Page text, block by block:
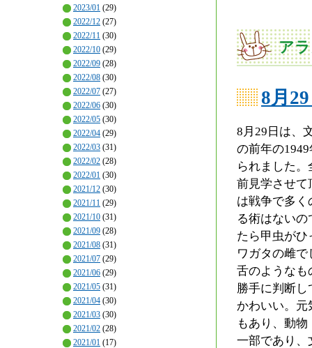
2023/01 (29)
2022/12 (27)
2022/11 (30)
2022/10 (29)
2022/09 (28)
2022/08 (30)
2022/07 (27)
2022/06 (30)
2022/05 (30)
2022/04 (29)
2022/03 (31)
2022/02 (28)
2022/01 (30)
2021/12 (30)
2021/11 (29)
2021/10 (31)
2021/09 (28)
2021/08 (31)
2021/07 (29)
2021/06 (29)
2021/05 (31)
2021/04 (30)
2021/03 (30)
2021/02 (28)
2021/01 (17)
ア
8月
8月29日は、
の前年の
られました
前見学させて
は戦争で多
る術はない
たら甲虫が
ワガタの雌
舌のようなも
勝手に判断
かわいい。
もあり、動
一部であり、